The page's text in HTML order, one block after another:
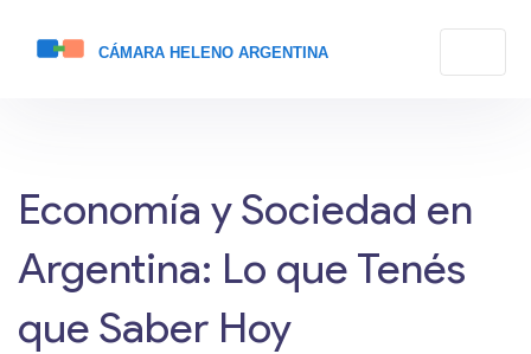
Economía y Sociedad en
Argentina: Lo que Tenés
que Saber Hoy